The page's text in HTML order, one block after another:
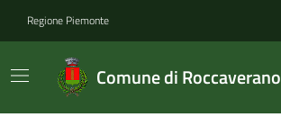
Regione Piemonte
Comune di Roccaverano